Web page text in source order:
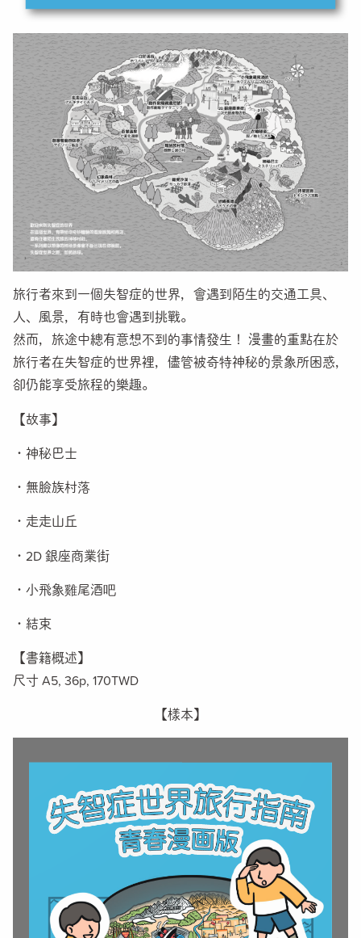
旅行者來到一個失智症的世界，會遇到陌生的交通工具、
人、風景，有時也會遇到挑戰。
然而，旅途中總有意想不到的事情發生！ 漫畫的重點在於
旅行者在失智症的世界裡，儘管被奇特神秘的景象所困惑，
卻仍能享受旅程的樂趣。
【故事】
・神秘巴士
・無臉族村落
・走走山丘
・2D 銀座商業街
・小飛象雞尾酒吧
・結束
【書籍概述】
尺寸 A5, 36p, 170TWD
【樣本】